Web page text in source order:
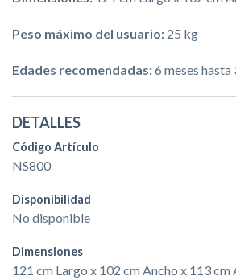
Peso máximo del usuario: 25 kg
Edades recomendadas:6 meses hasta
DETALLES
Código Artículo
NS800
Disponibilidad
No disponible
Dimensiones
121 cm Largo x 102 cm Ancho x 113 cm